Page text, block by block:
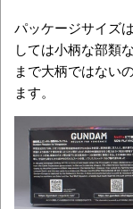
パッケージサイズ
しては小柄な部類
まで大柄ではない
ます。